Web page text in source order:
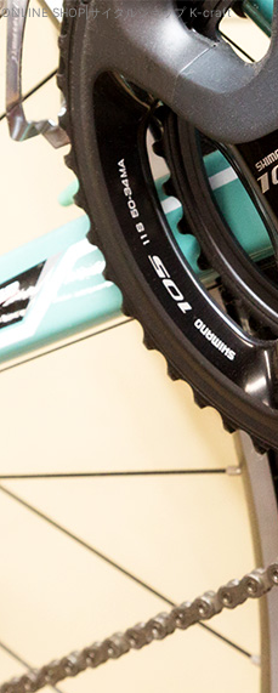
ONLINE SHOP|サイクルショップ K-craft